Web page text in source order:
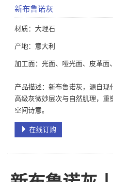
新布鲁诺灰
材质：大理石
产地：意大利
加工面：光面、哑光面、皮革面
产品描述：新布鲁诺灰，源自现
高级灰微妙层次与自然肌理，重
空间诗意。
在线订购